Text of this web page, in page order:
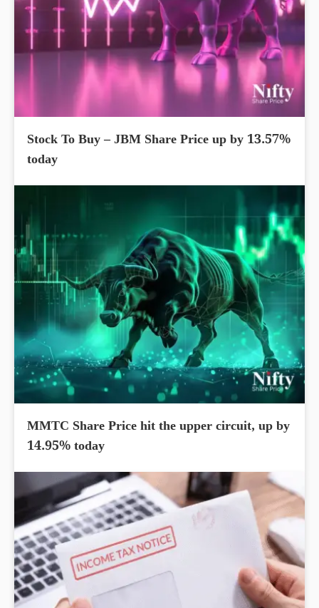
Stock To Buy – JBM Share Price up by 13.57%
today
MMTC Share Price hit the upper circuit, up by
14.95% today